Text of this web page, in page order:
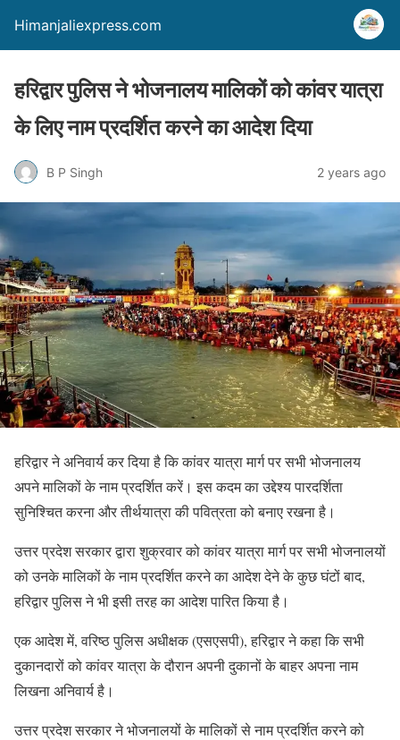
Himanjaliexpress.com
हरिद्वार पुलिस ने भोजनालय मालिकों को कांवर यात्रा
के लिए नाम प्रदर्शित करने का आदेश दिया
B P Singh 2 years ago
हरिद्वार ने अनिवार्य कर दिया है कि कांवर यात्रा मार्ग पर सभी भोजनालय
अपने मालिकों के नाम प्रदर्शित करें। इस कदम का उद्देश्य पारदर्शिता
सुनिश्चित करना और तीर्थयात्रा की पवित्रता को बनाए रखना है।
उत्तर प्रदेश सरकार द्वारा शुक्रवार को कांवर यात्रा मार्ग पर सभी भोजनालयों
को उनके मालिकों के नाम प्रदर्शित करने का आदेश देने के कुछ घंटों बाद,
हरिद्वार पुलिस ने भी इसी तरह का आदेश पारित किया है।
एक आदेश में, वरिष्ठ पुलिस अधीक्षक (एसएसपी), हरिद्वार ने कहा कि सभी
दुकानदारों को कांवर यात्रा के दौरान अपनी दुकानों के बाहर अपना नाम
लिखना अनिवार्य है।
उत्तर प्रदेश सरकार ने भोजनालयों के मालिकों से नाम प्रदर्शित करने को